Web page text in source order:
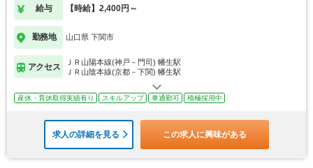
給与 【時給】2,400円～
勤務地 山口県 下関市
アクセス
ＪＲ山陽本線(神戸－門司) 幡生駅
ＪＲ山陰本線(京都－下関) 幡生駅
産休・育休取得実績有り スキルアップ 車通勤可 積極採用中
求人の詳細を見る この求人に興味がある